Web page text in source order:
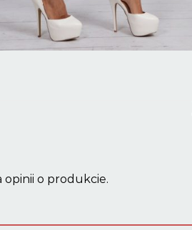
opinii o produkcie.